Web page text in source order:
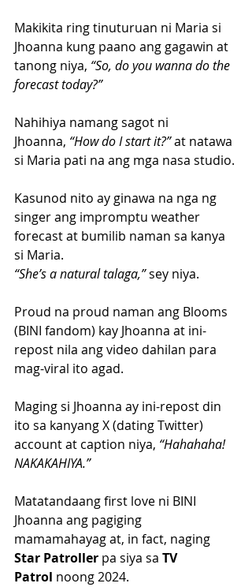
Makikita ring tinuturuan ni Maria si
Jhoanna kung paano ang gagawin at
tanong niya, “So, do you wanna do the
forecast today?”
Nahihiya namang sagot ni
Jhoanna, “How do I start it?” at natawa
si Maria pati na ang mga nasa studio.
Kasunod nito ay ginawa na nga ng
singer ang impromptu weather
forecast at bumilib naman sa kanya
si Maria.
“She’s a natural talaga,” sey niya.
Proud na proud naman ang Blooms
(BINI fandom) kay Jhoanna at ini-
repost nila ang video dahilan para
mag-viral ito agad.
Maging si Jhoanna ay ini-repost din
ito sa kanyang X (dating Twitter)
account at caption niya, “Hahahaha!
NAKAKAHIYA.”
Matatandaang first love ni BINI
Jhoanna ang pagiging
mamamahayag at, in fact, naging
Star Patroller pa siya sa TV
Patrol noong 2024.